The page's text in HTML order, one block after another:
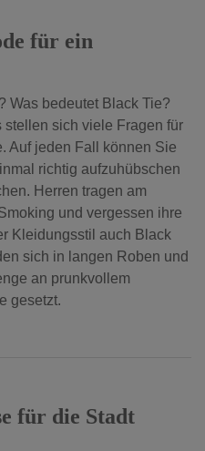
für ein
Was bedeutet Black Tie?
stellen sich viele Fragen für
Auf jeden Fall können Sie
richtig aufzuhübschen
Herren tragen am
und vergessen ihre
Kleidungsstil auch Black
sich in langen Roben und
an prunkvollem
gesetzt.
für die Stadt